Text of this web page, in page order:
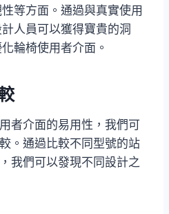
等方面。通過與真實使用
人員可以獲得寶貴的洞
輪椅使用者介面。
者介面的易用性，我們可
。通過比較不同型號的站
我們可以發現不同設計之